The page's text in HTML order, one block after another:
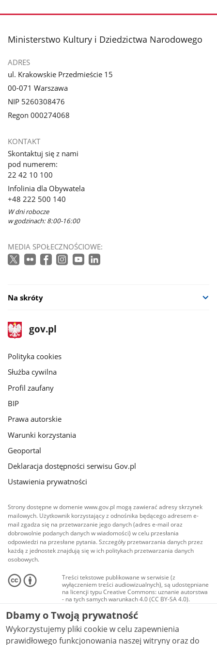
stopka
Ministerstwo Kultury i Dziedzictwa Narodowego
ADRES
ul. Krakowskie Przedmieście 15
00-071 Warszawa
NIP 5260308476
Regon 000274068
KONTAKT
Skontaktuj się z nami
pod numerem:
22 42 10 100
Infolinia dla Obywatela
+48 222 500 140
W dni robocze
w godzinach: 8:00-16:00
MEDIA SPOŁECZNOŚCIOWE:
Na skróty
stopka
gov.pl
Strona
gov.pl
gov.pl
Polityka cookies
Służba cywilna
Profil zaufany
BIP
Prawa autorskie
Warunki korzystania
Geoportal
Deklaracja dostępności serwisu Gov.pl
Ustawienia prywatności
Strony dostępne w domenie www.gov.pl mogą zawierać adresy skrzynek
mailowych. Użytkownik korzystający z odnośnika będącego adresem e-
mail zgadza się na przetwarzanie jego danych (adres e-mail oraz
dobrowolnie podanych danych w wiadomości) w celu przesłania
odpowiedzi na przesłane pytania. Szczegóły przetwarzania danych przez
każdą z jednostek znajdują się w ich politykach przetwarzania danych
osobowych.
Treści tekstowe publikowane w serwisie (z
wyłączeniem treści audiowizualnych), są udostępniane
na licencji typu Creative Commons: uznanie autorstwa
- na tych samych warunkach 4.0 (CC BY-SA 4.0).
Materiały audiowizualne, w tym zdjęcia, materiały
audio i wideo, są udostępniane na licencji typu
Creative Commons: uznanie autorstwa użycie
niekomercyjne - bez utworów zależnych 4.0 (CC BY-
NC-ND 4.0), o ile nie jest to stwierdzone inaczej.
Dbamy o Twoją prywatność
Wykorzystujemy pliki cookie w celu zapewnienia
prawidłowego funkcjonowania naszej witryny oraz do